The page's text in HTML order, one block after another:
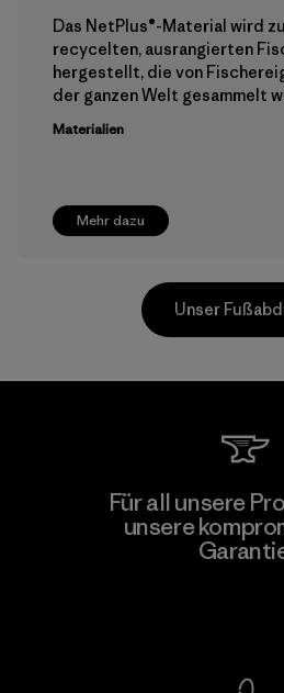
Mehr dazu
Das NetPlus®-Material wird
recycelten, ausrangierten
hergestellt, die von
der ganzen Welt gesammelt
Materialien
Viet Tien Garment
Unser
Für all unsere
unsere